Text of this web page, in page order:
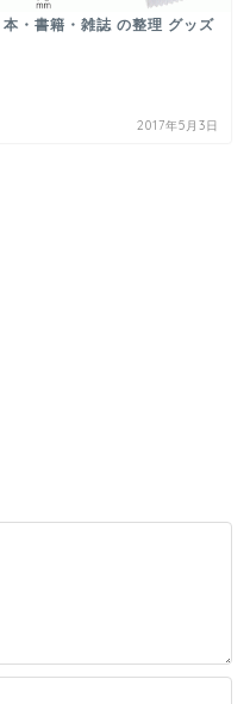
本・書籍・雑誌 の整理 グッズ
2017年5月3日